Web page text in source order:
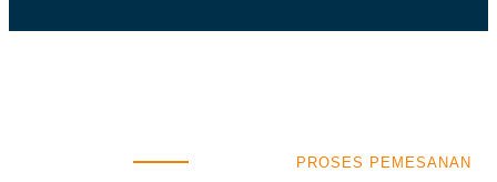
PROSES PEMESANAN